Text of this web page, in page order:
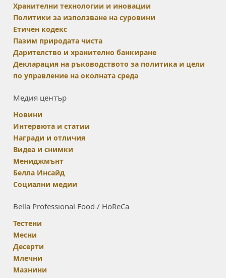
Хранителни технологии и иновации
Политики за използване на суровини
Етичен кодекс
Пазим природата чиста
Дарителство и хранително банкиране
Декларация на ръководството за политика и цели
по управление на околната среда
Медия център
Новини
Интервюта и статии
Награди и отличия
Видеа и снимки
Мениджмънт
Белла Инсайд
Социални медии
Bella Professional Food / HoReCa
Тестени
Месни
Десерти
Млечни
Мазнини